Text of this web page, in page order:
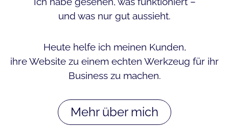
und was nur gut aussieht.
Heute helfe ich meinen Kunden,
ihre Website zu einem echten Werkzeug für ihr
Business zu machen.
Mehr über mich